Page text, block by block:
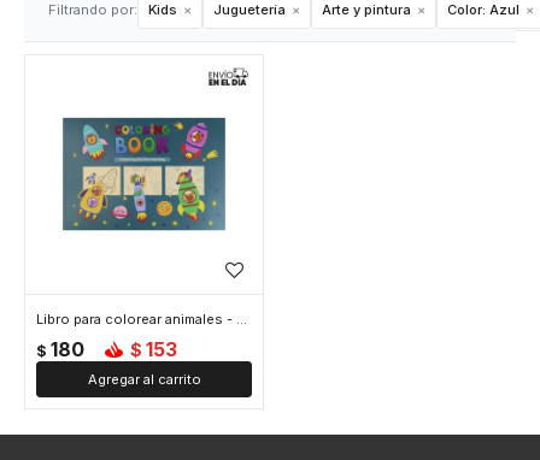
Filtrando por: Kids Juguetería Arte y pintura Color: Azul
Libro para colorear animales - Azul
$ 180 $ 153